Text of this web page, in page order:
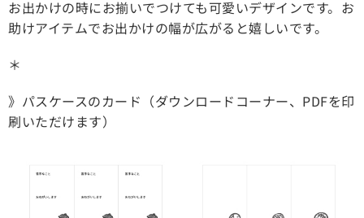
お出かけの時にお揃いでつけても可愛いデザインです。お
助けアイテムでお出かけの幅が広がると嬉しいです。
＊
》パスケースのカード（ダウンロードコーナー、PDFを印
刷いただけます）